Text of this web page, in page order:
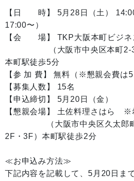
【日 時】 5月28日（土）
17:00〜）
【会 場】 TKP大阪本町ビジネ
（大阪市中央区本町2-3-4
本町駅徒歩5分
【参 加 費】 無料（※懇親会費は5
【募集人数】 15名
【申込締切】 5月20日（金）
【懇親会場】 土佐料理さはら ※
（大阪市中央区久太郎町
2F・3F）本町駅徒歩2分
≪お申込み方法≫
下記内容を記載して、5月20日ま